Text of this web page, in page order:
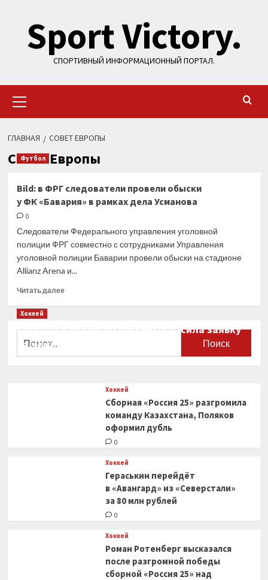
содержимому
Sport Victory.
СПОРТИВНЫЙ ИНФОРМАЦИОННЫЙ ПОРТАЛ.
меню
ГЛАВНАЯ СОВЕТ ЕВРОПЫ
Совет Европы
Футбол
Bild: в ФРГ следователи провели обыски
у ФК «Бавария» в рамках дела Усманова
0
Следователи Федерального управления уголовной
полиции ФРГ совместно с сотрудниками Управления
уголовной полиции Баварии провели обыски на стадионе
Allianz Arena и...
Читать далееПрочитать
провели
Хоккей
Сборная Канады по хоккею огласила заявку
на чемпионат мира
Хоккей
Сборная «Россия 25» разгромила
команду Казахстана, Поляков
оформил дубль
0
Хоккей
Гераськин перейдёт
в «Авангард» из «Северстали»
за 80 млн рублей
0
Хоккей
Роман Ротенберг высказался
после разгромной победы
сборной «Россия 25» над